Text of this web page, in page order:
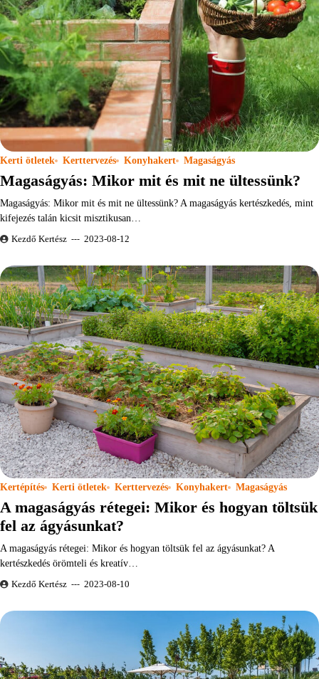
Kerti ötletek Kerttervezés Konyhakert Magaságyás
Magaságyás: Mikor mit és mit ne ültessünk?
Magaságyás: Mikor mit és mit ne ültessünk? A magaságyás kertészkedés, mint
kifejezés talán kicsit misztikusan…
Kezdő Kertész 2023-08-12
Kertépítés Kerti ötletek Kerttervezés Konyhakert Magaságyás
A magaságyás rétegei: Mikor és hogyan töltsük
fel az ágyásunkat?
A magaságyás rétegei: Mikor és hogyan töltsük fel az ágyásunkat? A
kertészkedés örömteli és kreatív…
Kezdő Kertész 2023-08-10